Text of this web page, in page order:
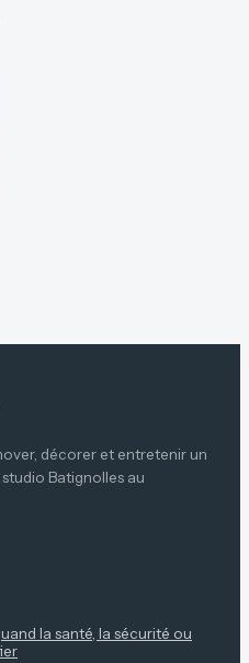
décorer et entretenir un
Batignolles au
la santé, la sécurité ou